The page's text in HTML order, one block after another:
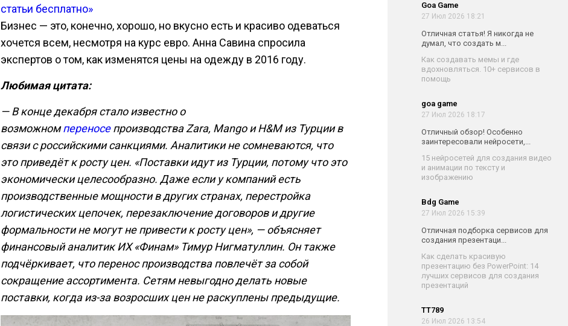
Goa Game
27 Июл 2026 18:21
Отличная статья! Я никогда не
думал, что создать м...
Как создавать мемы и где
вдохновляться. 10+ сервисов в
помощь
goa game
27 Июл 2026 18:17
Отличный обзор! Особенно
заинтересовали нейросети,...
15 нейросетей для создания видео
и анимации по тексту и
изображению
Bdg Game
27 Июл 2026 15:39
Отличная подборка сервисов для
создания презентаци...
Как сделать красивую
презентацию без PowerPoint: 14
лучших сервисов для создания
презентаций
TT789
26 Июл 2026 13:54
статьи бесплатно»
Бизнес — это, конечно, хорошо, но вкусно есть и красиво одеваться
хочется всем, несмотря на курс евро. Анна Савина спросила
экспертов о том, как изменятся цены на одежду в 2016 году.
Любимая цитата:
— В конце декабря стало известно о
возможномпереносепроизводства Zara, Mango и H&M из Турции в
связи с российскими санкциями. Аналитики не сомневаются, что
это приведёт к росту цен. «Поставки идут из Турции, потому что это
экономически целесообразно. Даже если у компаний есть
производственные мощности в других странах, перестройка
логистических цепочек, перезаключение договоров и другие
формальности не могут не привести к росту цен», — объясняет
финансовый аналитик ИХ «Финам» Тимур Нигматуллин. Он также
подчёркивает, что перенос производства повлечёт за собой
сокращение ассортимента. Сетям невыгодно делать новые
поставки, когда из-за возросших цен не раскуплены предыдущие.